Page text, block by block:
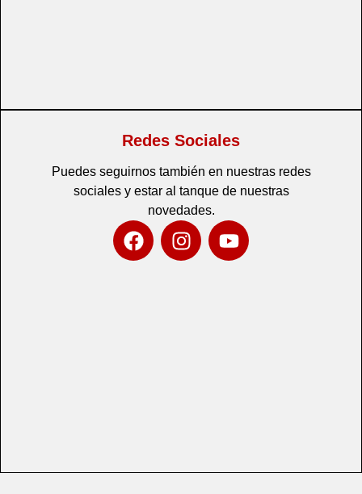
Redes Sociales
Puedes seguirnos también en nuestras redes
sociales y estar al tanque de nuestras
novedades.
F
a
I
n
Y
o